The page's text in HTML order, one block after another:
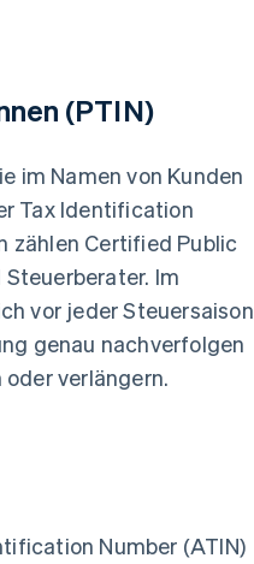
(PTIN)
im Namen von Kunden
Tax Identification
zählen Certified Public
Im
vor jeder Steuersaison
genau nachverfolgen
verlängern.
Number (ATIN)